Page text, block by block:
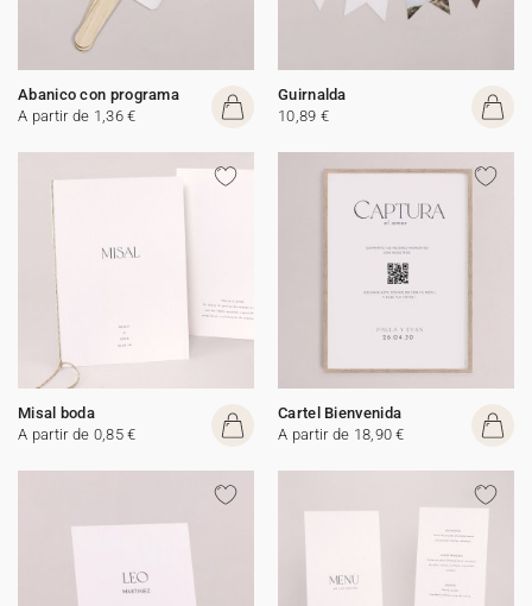
Abanico con programa
A partir de 1,36 €
Guirnalda
10,89 €
Misal boda
A partir de 0,85 €
Cartel Bienvenida
A partir de 18,90 €